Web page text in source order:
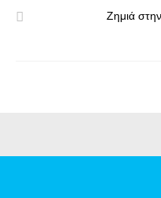
Ζημιά